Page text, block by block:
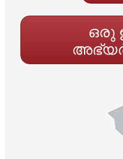
ഒരു